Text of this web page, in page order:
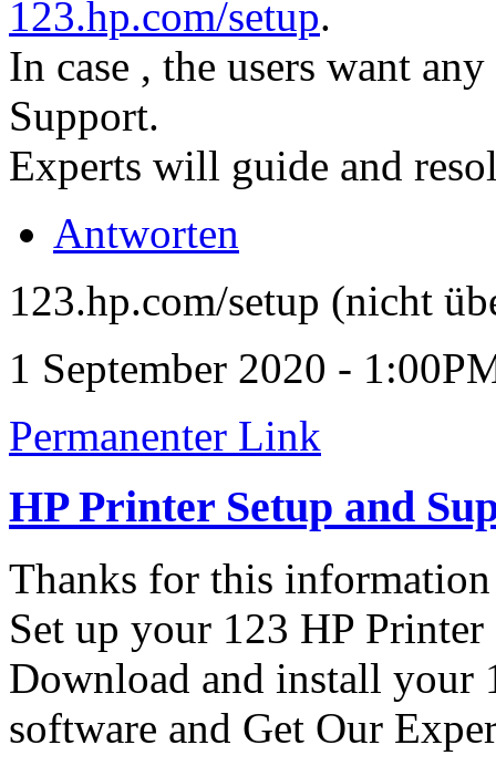
123.hp.com/setup.
In case , the users want
Support.
Experts will guide and
Antworten
123.hp.com/setup (nicht
1 September 2020 -
Permanenter Link
HP Printer Setup and
Thanks for this
Set up your 123 HP
Download and install your
software and Get Our